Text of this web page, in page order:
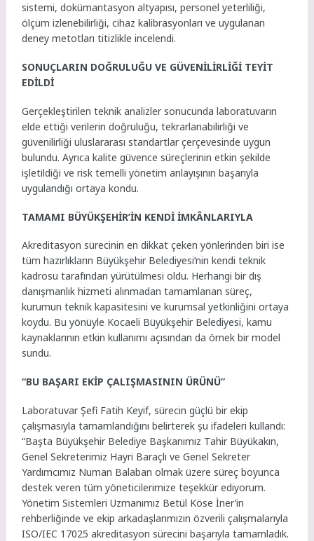
sistemi, dokümantasyon altyapısı, personel yeterliliği,
ölçüm izlenebilirliği, cihaz kalibrasyonları ve uygulanan
deney metotları titizlikle incelendi.
SONUÇLARIN DOĞRULUĞU VE GÜVENİLİRLİĞİ TEYİT
EDİLDİ
Gerçekleştirilen teknik analizler sonucunda laboratuvarın
elde ettiği verilerin doğruluğu, tekrarlanabilirliği ve
güvenilirliği uluslararası standartlar çerçevesinde uygun
bulundu. Ayrıca kalite güvence süreçlerinin etkin şekilde
işletildiği ve risk temelli yönetim anlayışının başarıyla
uygulandığı ortaya kondu.
TAMAMI BÜYÜKŞEHİR’İN KENDİ İMKÂNLARIYLA
Akreditasyon sürecinin en dikkat çeken yönlerinden biri ise
tüm hazırlıkların Büyükşehir Belediyesi’nin kendi teknik
kadrosu tarafından yürütülmesi oldu. Herhangi bir dış
danışmanlık hizmeti alınmadan tamamlanan süreç,
kurumun teknik kapasitesini ve kurumsal yetkinliğini ortaya
koydu. Bu yönüyle Kocaeli Büyükşehir Belediyesi, kamu
kaynaklarının etkin kullanımı açısından da örnek bir model
sundu.
“BU BAŞARI EKİP ÇALIŞMASININ ÜRÜNÜ”
Laboratuvar Şefi Fatih Keyif, sürecin güçlü bir ekip
çalışmasıyla tamamlandığını belirterek şu ifadeleri kullandı:
“Başta Büyükşehir Belediye Başkanımız Tahir Büyükakın,
Genel Sekreterimiz Hayri Baraçlı ve Genel Sekreter
Yardımcımız Numan Balaban olmak üzere süreç boyunca
destek veren tüm yöneticilerimize teşekkür ediyorum.
Yönetim Sistemleri Uzmanımız Betül Köse İner’in
rehberliğinde ve ekip arkadaşlarımızın özverili çalışmalarıyla
ISO/IEC 17025 akreditasyon sürecini başarıyla tamamladık.